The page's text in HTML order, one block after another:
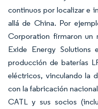
continuos por localizar e
allá de China. Por
Corporation firmaron un
Exide Energy Solutions
producción de baterías
eléctricos, vinculando la
con la fabricación
CATL y sus socios